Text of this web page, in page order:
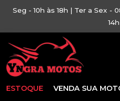
Seg - 10h às 18h | Ter a Sex -
14h
ESTOQUE VENDA SUA